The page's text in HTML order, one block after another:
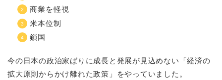
商業を軽視
米本位制
鎖国
今の日本の政治家ばりに成長と発展が見込めない「経済の
拡大原則からかけ離れた政策」をやっていました。